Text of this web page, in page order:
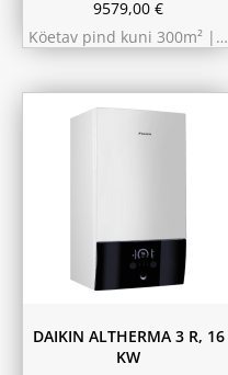
9579,00 €
Köetav pind kuni 300m² |…
DAIKIN ALTHERMA 3 R, 16
KW